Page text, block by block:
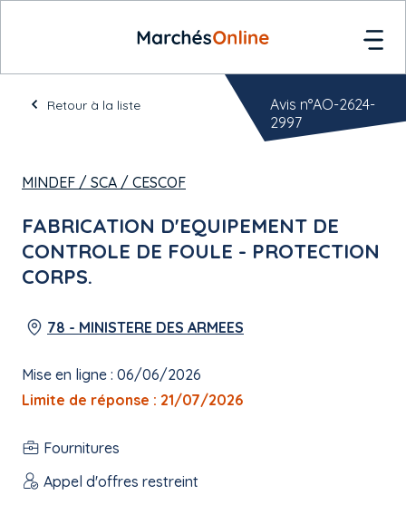
Retour à la liste
MINDEF / SCA / CESCOF
FABRICATION D'EQUIPEMENT DE
CONTROLE DE FOULE - PROTECTION
CORPS.
78 - MINISTERE DES ARMEES
Mise en ligne : 06/06/2026
Limite de réponse : 21/07/2026
Fournitures
Appel d'offres restreint
Avis n°AO-2624-
2997